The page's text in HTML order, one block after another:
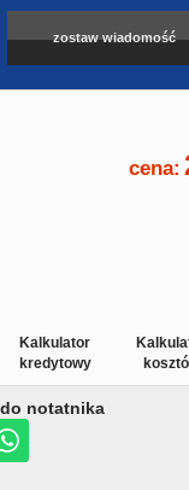
zostaw wiadomość
cena:
notatnika
Kalkulator
kredytowy